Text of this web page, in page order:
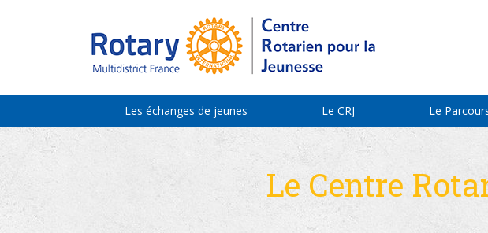
Les échanges de jeunes Le CRJ Le
Le Centre